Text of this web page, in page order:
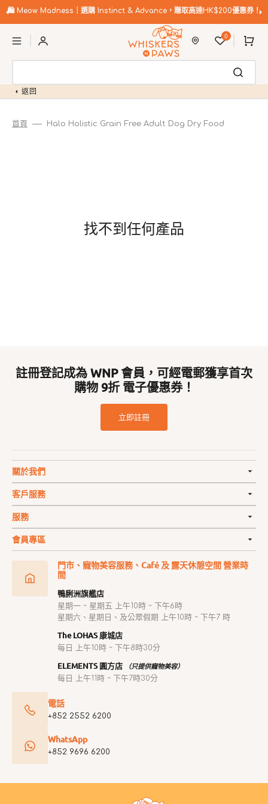
至
容
🛍️ Meow Madness｜選購 Instinct & Advance，賺取高達HK$200優惠券！
0
購
物
返回
首頁 Halo Holistic Grain Free Adult Dog Dry Food
找不到任何產品
註冊登記成為 WNP 會員，可經電郵獲享首次
購物 9折 電子優惠券！
立即註冊
關於我們
客戶服務
服務
會員專區
門市、寵物美容服務、Café 及 露天休憩空間 營業時
間
鴨脷洲旗艦店
星期一 ~ 星期五 上午10時 ~ 下午6時
星期六、星期日、及公眾假期 上午10時 ~ 下午7 時
The LOHAS 康城店
每日 上午10時 ~ 下午8時30分
ELEMENTS 圓方店 （只提供寵物美容）
每日 上午11時 ~ 下午7時30分
電話
+852 2552 6200
WhatsApp
+852 9696 6200